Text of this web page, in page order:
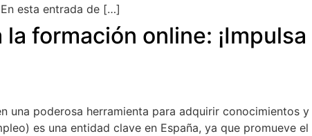
esta entrada de […]
formación online:
una poderosa herramienta para adquirir conocimientos
es una entidad clave en España, ya que promueve